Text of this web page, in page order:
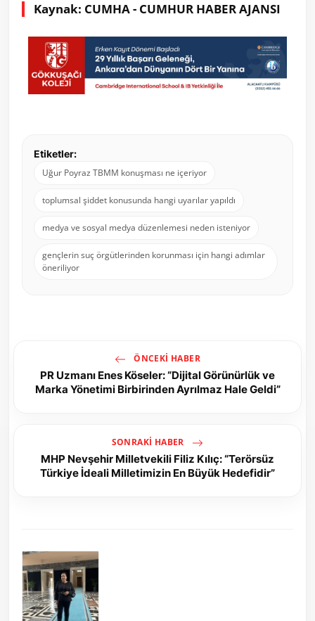
Kaynak: CUMHA - CUMHUR HABER AJANSI
Etiketler:
Uğur Poyraz TBMM konuşması ne içeriyor
toplumsal şiddet konusunda hangi uyarılar yapıldı
medya ve sosyal medya düzenlemesi neden isteniyor
gençlerin suç örgütlerinden korunması için hangi adımlar
öneriliyor
ÖNCEKI HABER
PR Uzmanı Enes Köseler: “Dijital Görünürlük ve
Marka Yönetimi Birbirinden Ayrılmaz Hale Geldi”
SONRAKI HABER
MHP Nevşehir Milletvekili Filiz Kılıç: “Terörsüz
Türkiye İdeali Milletimizin En Büyük Hedefidir”